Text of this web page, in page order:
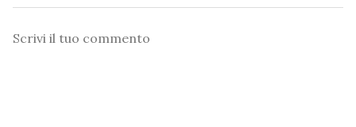
Commento